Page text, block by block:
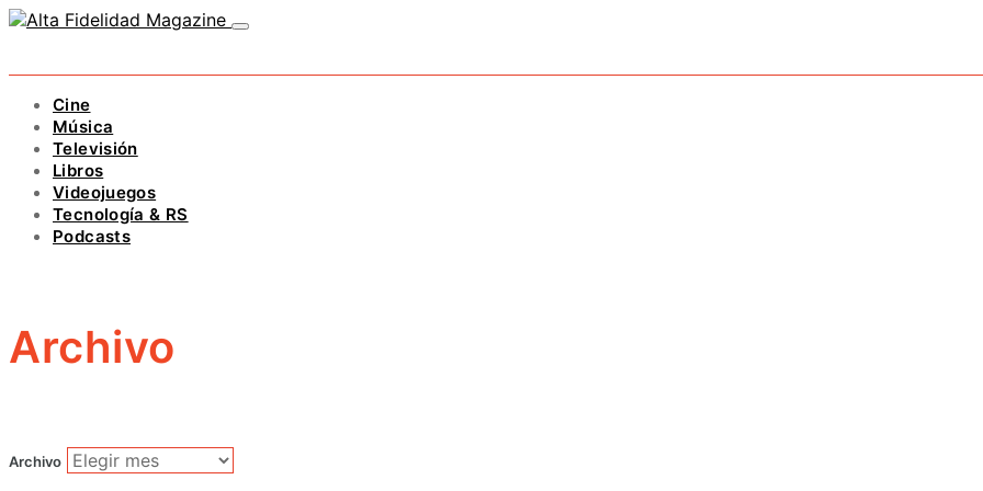
Cine
Música
Televisión
Libros
Videojuegos
Tecnología & RS
Podcasts
Archivo
Archivo